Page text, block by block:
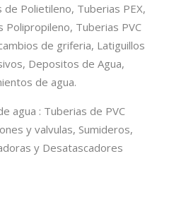
Polietileno, Tuberias PEX,
Polipropileno, Tuberias PVC
de griferia, Latiguillos
Depositos de Agua,
de agua.
agua : Tuberias de PVC
y valvulas, Sumideros,
y Desatascadores